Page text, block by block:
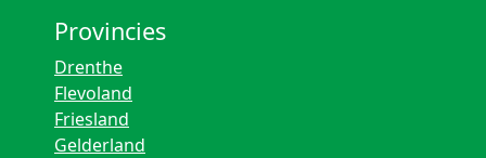
Provincies
Drenthe
Flevoland
Friesland
Gelderland